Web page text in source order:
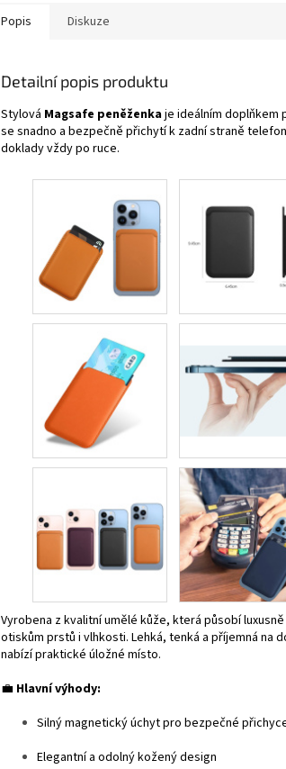
Popis Diskuze
Detailní popis produktu
Stylová Magsafe peněženkaje ideálním doplňkem
se snadno a bezpečně přichytí k zadní straně
doklady vždy po ruce.
Vyrobena z kvalitní umělé kůže, která působí
otiskům prstů i vlhkosti. Lehká, tenká a příjemná na
nabízí praktické úložné místo.
💼 Hlavní výhody:
Silný magnetický úchyt pro bezpečné
Elegantní a odolný kožený design